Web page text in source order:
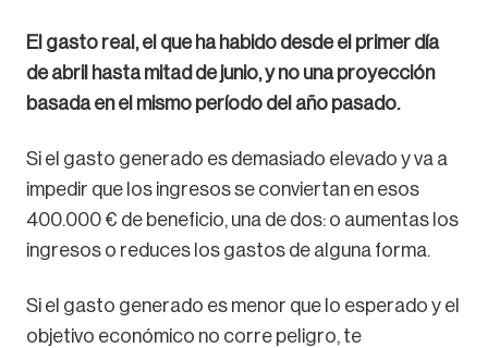
El gasto real, el que ha habido desde el primer día
de abril hasta mitad de junio, y no una proyección
basada en el mismo período del año pasado.
Si el gasto generado es demasiado elevado y va a
impedir que los ingresos se conviertan en esos
400.000 € de beneficio, una de dos: o aumentas los
ingresos o reduces los gastos de alguna forma.
Si el gasto generado es menor que lo esperado y el
objetivo económico no corre peligro, te